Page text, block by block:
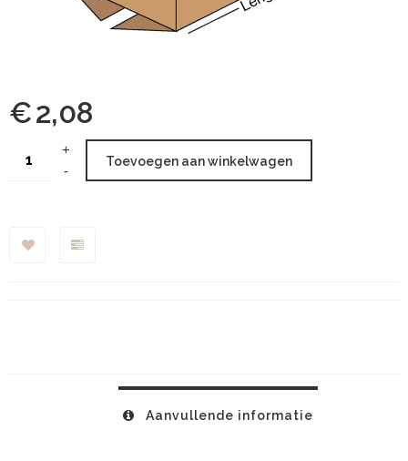
€2,08
Toevoegen aan winkelwagen
Aanvullende informatie